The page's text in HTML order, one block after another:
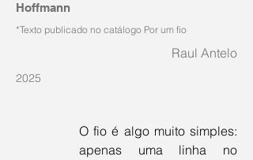
Hoffmann
*Texto publicado no catálogo Por um fio
Raul Antelo
2025
O fio é algo muito simples:
apenas uma linha no